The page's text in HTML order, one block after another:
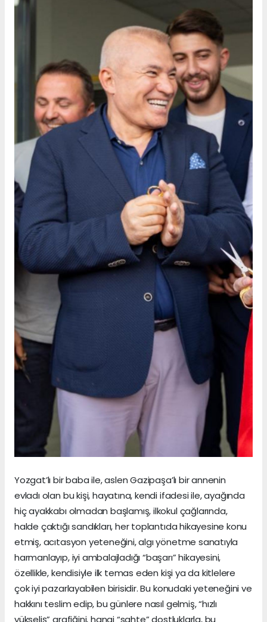
Yozgat’lı bir baba ile, aslen Gazipaşa’lı bir annenin
evladı olan bu kişi, hayatına, kendi ifadesi ile, ayağında
hiç ayakkabı olmadan başlamış, ilkokul çağlarında,
halde çaktığı sandıkları, her toplantıda hikayesine konu
etmiş, acıtasyon yeteneğini, algı yönetme sanatıyla
harmanlayıp, iyi ambalajladığı “başarı” hikayesini,
özellikle, kendisiyle ilk temas eden kişi ya da kitlelere
çok iyi pazarlayabilen birisidir. Bu konudaki yeteneğini ve
hakkını teslim edip, bu günlere nasıl gelmiş, “hızlı
yükseliş” grafiğini, hangi “sahte” dostluklarla, bu